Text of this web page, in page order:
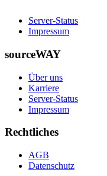
Server-Status
Impressum
sourceWAY
Über uns
Karriere
Server-Status
Impressum
Rechtliches
AGB
Datenschutz